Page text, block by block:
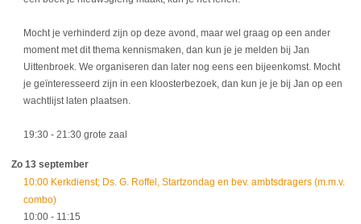
Mocht je verhinderd zijn op deze avond, maar wel graag op een ander
moment met dit thema kennismaken, dan kun je je melden bij Jan
Uittenbroek. We organiseren dan later nog eens een bijeenkomst. Mocht
je geïnteresseerd zijn in een kloosterbezoek, dan kun je je bij Jan op een
wachtlijst laten plaatsen.
19:30 - 21:30 grote zaal
Zo 13 september
10:00 Kerkdienst; Ds. G. Roffel, Startzondag en bev. ambtsdragers (m.m.v.
combo)
10:00 - 11:15